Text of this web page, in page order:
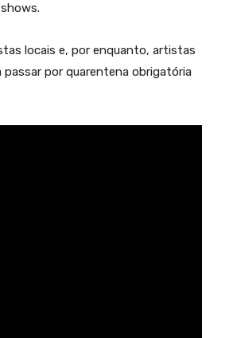
locais e, por enquanto, artistas
por quarentena obrigatória